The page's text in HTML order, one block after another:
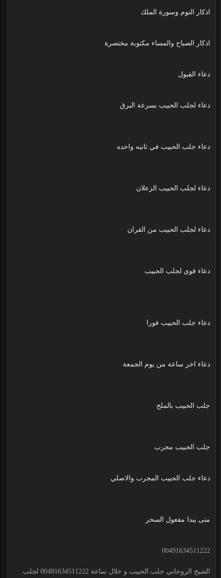
اذكار النوم وسورة الملك
اذكار الصباح والمساء مكتوبة مختصرة
دعاء القبول
دعاء لجلب الحبيب بسرعة البرق
دعاء جلب الحبيب في ثانيه واحده
دعاء لجلب الحبيب الزعلان
دعاء لجلب الحبيب من القران
دعاء قوي لجلب الحبيب
دعاء جلب الحبيب فورا
دعاء اخر ساعة من يوم الجمعة
جلب الحبيب بالملح
جلب الحبيب مجرب
دعاء جلب الحبيب المجرب والاصلي
متى يبدا مفعول السحر
00491634511222
الشيخ الروحاني جلب الحبيب و خلال ساعة 00491634511222 لجلب